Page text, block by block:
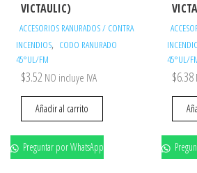
VICTAULIC)
ACCESORIOS RANURADOS / CONTRA
INCENDIOS, CODO RANURADO
45°UL/FM
$3.52 NO incluye IVA
Añadir al carrito
Preguntar por WhatsApp
45°UL/
$6.38